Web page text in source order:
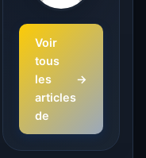
Voir
tous
les
articles
de
→